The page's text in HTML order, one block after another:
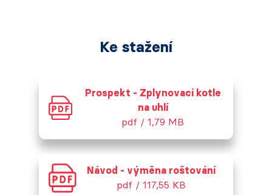
Ke stažení
Prospekt - Zplynovací kotle
na uhlí
pdf / 1,79 MB
Návod - výměna roštování
pdf / 117,55 KB